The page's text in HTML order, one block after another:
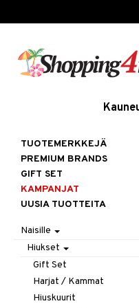
TUOTEMERKKEJÄ
PREMIUM BRANDS
GIFT SET
KAMPANJAT
UUSIA TUOTTEITA
Naisille
Hiukset
Gift Set
Harjat / Kammat
Hiuskuurit